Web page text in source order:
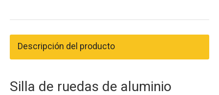
Descripción del producto
Silla de ruedas de aluminio